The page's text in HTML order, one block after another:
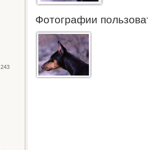
243
Фотографии